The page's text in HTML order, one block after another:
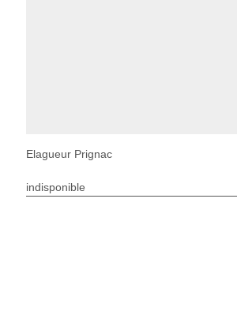
Elagueur Prignac
indisponible